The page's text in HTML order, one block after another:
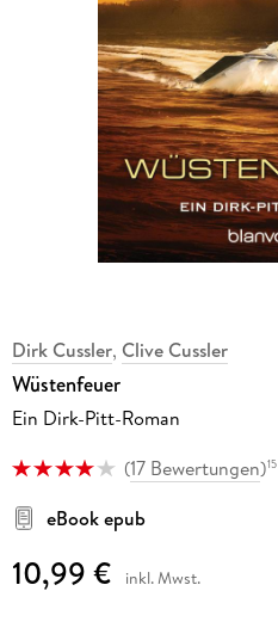
Dirk Cussler, Clive Cussler
Wüstenfeuer
Ein Dirk-Pitt-Roman
(17 Bewertungen)15
eBook epub
10,99 € inkl. Mwst.